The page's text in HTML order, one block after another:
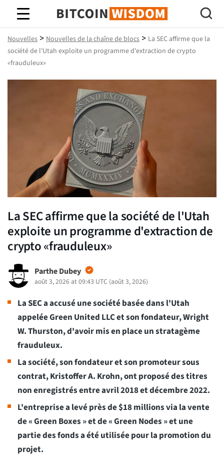
Bitcoin Sagesse
Nouvelles > Nouvelles de la chaîne de blocs > La SEC affirme que la
société de l'Utah exploite un programme d'extraction de crypto
«frauduleux»
La SEC affirme que la société de l'Utah
exploite un programme d'extraction de
crypto «frauduleux»
Parthe Dubey
août 3, 2026 at 09:43 UTC (août 3, 2026)
La SEC a accusé une société basée dans l'Utah
appelée Green United LLC et son fondateur, Wright
W. Thurston, d'avoir mis en place un stratagème
frauduleux.
La société, son fondateur et son promoteur sous
contrat, Kristoffer A. Krohn, ont proposé des titres
non enregistrés entre avril 2018 et décembre 2022.
L'entreprise a levé près de $18 millions via la vente
de « Green Boxes » et de « Green Nodes » et une
partie des fonds a été utilisée pour la promotion du
projet.